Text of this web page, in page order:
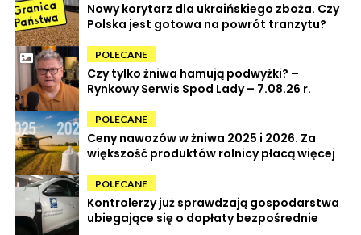
Nowy korytarz dla ukraińskiego zboża. Czy
Polska jest gotowa na powrót tranzytu?
POLECANE
Czy tylko żniwa hamują podwyżki? –
Rynkowy Serwis Spod Lady – 7.08.26 r.
POLECANE
Ceny nawozów w żniwa 2025 i 2026. Za
większość produktów rolnicy płacą więcej
POLECANE
Kontrolerzy już sprawdzają gospodarstwa
ubiegające się o dopłaty bezpośrednie